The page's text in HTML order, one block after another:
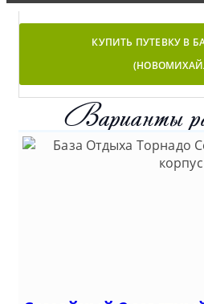
КУПИТЬ ПУТЕВКУ В
Варианты